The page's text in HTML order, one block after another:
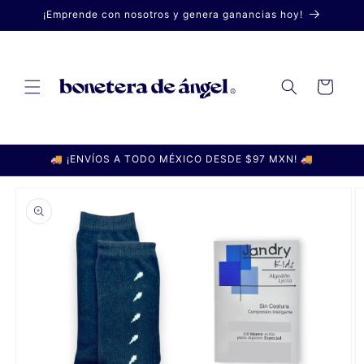
directamente
al contenido
¡Emprende con nosotros y genera ganancias hoy!
Carrito
🚚 ¡ENVÍOS A TODO MÉXICO DESDE $97 MXN! 🚚
información
del producto